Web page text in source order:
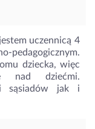
uczennicą 4
pedagogicznym.
dziecka, więc
nad dziećmi.
sąsiadów jak i